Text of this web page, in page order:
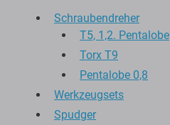
Schraubendreher
T5, 1,2. Pentalobe
Torx T9
Pentalobe 0,8
Werkzeugsets
Spudger